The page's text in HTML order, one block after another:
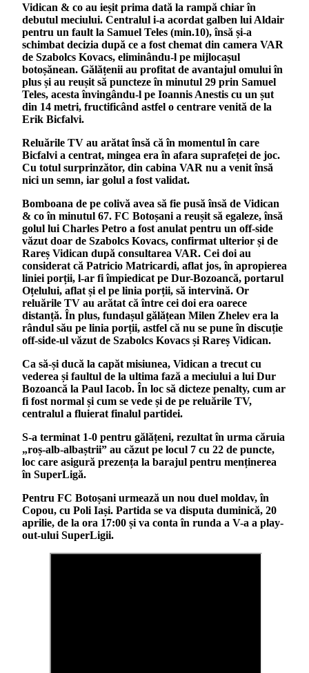
Vidican & co au ieșit prima dată la rampă chiar în
debutul meciului. Centralul i-a acordat galben lui Aldair
pentru un fault la Samuel Teles (min.10), însă și-a
schimbat decizia după ce a fost chemat din camera VAR
de Szabolcs Kovacs, eliminându-l pe mijlocașul
botoșănean. Gălățenii au profitat de avantajul omului în
plus și au reușit să puncteze în minutul 29 prin Samuel
Teles, acesta învingându-l pe Ioannis Anestis cu un șut
din 14 metri, fructificând astfel o centrare venită de la
Erik Bicfalvi.
Reluările TV au arătat însă că în momentul în care
Bicfalvi a centrat, mingea era în afara suprafeței de joc.
Cu totul surprinzător, din cabina VAR nu a venit însă
nici un semn, iar golul a fost validat.
Bomboana de pe colivă avea să fie pusă însă de Vidican
& co în minutul 67. FC Botoșani a reușit să egaleze, însă
golul lui Charles Petro a fost anulat pentru un off-side
văzut doar de Szabolcs Kovacs, confirmat ulterior și de
Rareș Vidican după consultarea VAR. Cei doi au
considerat că Patricio Matricardi, aflat jos, în apropierea
liniei porții, l-ar fi împiedicat pe Dur-Bozoancă, portarul
Oțelului, aflat și el pe linia porții, să intervină. Or
reluările TV au arătat că între cei doi era oarece
distanță. În plus, fundașul gălățean Milen Zhelev era la
rândul său pe linia porții, astfel că nu se pune în discuție
off-side-ul văzut de Szabolcs Kovacs și Rareș Vidican.
Ca să-și ducă la capăt misiunea, Vidican a trecut cu
vederea și faultul de la ultima fază a meciului a lui Dur
Bozoancă la Paul Iacob. În loc să dicteze penalty, cum ar
fi fost normal și cum se vede și de pe reluările TV,
centralul a fluierat finalul partidei.
S-a terminat 1-0 pentru gălățeni, rezultat în urma căruia
„roș-alb-albaștrii” au căzut pe locul 7 cu 22 de puncte,
loc care asigură prezența la barajul pentru menținerea
în SuperLigă.
Pentru FC Botoșani urmează un nou duel moldav, în
Copou, cu Poli Iași. Partida se va disputa duminică, 20
aprilie, de la ora 17:00 și va conta în runda a V-a a play-
out-ului SuperLigii.